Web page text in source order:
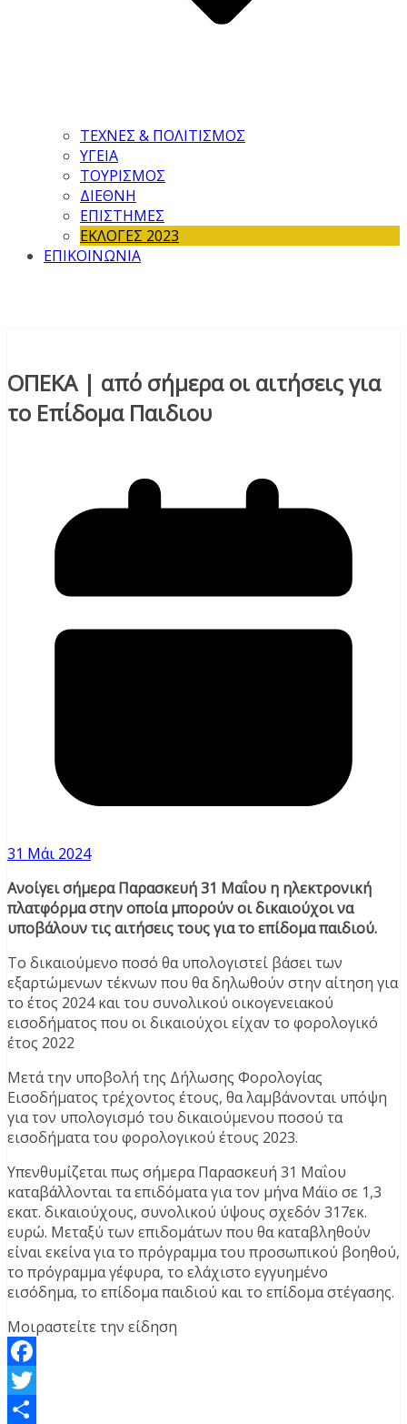
ΤΕΧΝΕΣ & ΠΟΛΙΤΙΣΜΟΣ
ΥΓΕΙΑ
ΤΟΥΡΙΣΜΟΣ
ΔΙΕΘΝΗ
ΕΠΙΣΤΗΜΕΣ
ΕΚΛΟΓΕΣ 2023
ΕΠΙΚΟΙΝΩΝΙΑ
ΟΠΕΚΑ | από σήμερα οι αιτήσεις για
το Επίδομα Παιδιου
31 Μάι 2024
Ανοίγει σήμερα Παρασκευή 31 Μαΐου η ηλεκτρονική
πλατφόρμα στην οποία μπορούν οι δικαιούχοι να
υποβάλουν τις αιτήσεις τους για το επίδομα παιδιού.
Το δικαιούμενο ποσό θα υπολογιστεί βάσει των
εξαρτώμενων τέκνων που θα δηλωθούν στην αίτηση για
το έτος 2024 και του συνολικού οικογενειακού
εισοδήματος που οι δικαιούχοι είχαν το φορολογικό
έτος 2022
Μετά την υποβολή της Δήλωσης Φορολογίας
Εισοδήματος τρέχοντος έτους, θα λαμβάνονται υπόψη
για τον υπολογισμό του δικαιούμενου ποσού τα
εισοδήματα του φορολογικού έτους 2023.
Υπενθυμίζεται πως σήμερα Παρασκευή 31 Μαΐου
καταβάλλονται τα επιδόματα για τον μήνα Μάϊο σε 1,3
εκατ. δικαιούχους, συνολικού ύψους σχεδόν 317εκ.
ευρώ. Μεταξύ των επιδομάτων που θα καταβληθούν
είναι εκείνα για το πρόγραμμα του προσωπικού βοηθού,
το πρόγραμμα γέφυρα, το ελάχιστο εγγυημένο
εισόδημα, το επίδομα παιδιού και το επίδομα στέγασης.
Μοιραστείτε την είδηση
Facebook
Twitter